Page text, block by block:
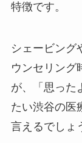
特徴です。
シェービング
ウンセリング
が、「思った
たい渋谷の医
言えるでしょ